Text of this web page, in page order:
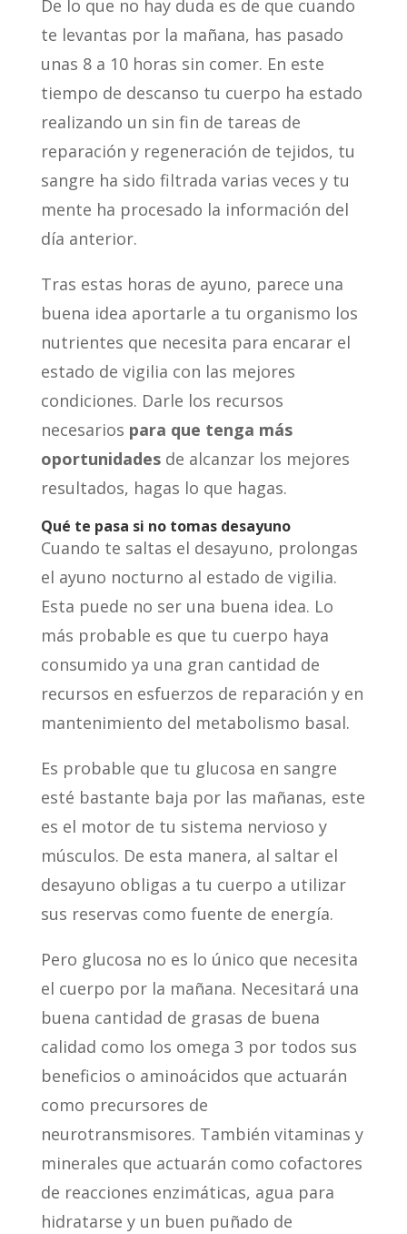
De lo que no hay duda es de que cuando
te levantas por la mañana, has pasado
unas 8 a 10 horas sin comer. En este
tiempo de descanso tu cuerpo ha estado
realizando un sin fin de tareas de
reparación y regeneración de tejidos, tu
sangre ha sido filtrada varias veces y tu
mente ha procesado la información del
día anterior.
Tras estas horas de ayuno, parece una
buena idea aportarle a tu organismo los
nutrientes que necesita para encarar el
estado de vigilia con las mejores
condiciones. Darle los recursos
necesarios para que tenga más
oportunidades de alcanzar los mejores
resultados, hagas lo que hagas.
Qué te pasa si no tomas desayuno
Cuando te saltas el desayuno, prolongas
el ayuno nocturno al estado de vigilia.
Esta puede no ser una buena idea. Lo
más probable es que tu cuerpo haya
consumido ya una gran cantidad de
recursos en esfuerzos de reparación y en
mantenimiento del metabolismo basal.
Es probable que tu glucosa en sangre
esté bastante baja por las mañanas, este
es el motor de tu sistema nervioso y
músculos. De esta manera, al saltar el
desayuno obligas a tu cuerpo a utilizar
sus reservas como fuente de energía.
Pero glucosa no es lo único que necesita
el cuerpo por la mañana. Necesitará una
buena cantidad de grasas de buena
calidad como los omega 3 por todos sus
beneficios o aminoácidos que actuarán
como precursores de
neurotransmisores. También vitaminas y
minerales que actuarán como cofactores
de reacciones enzimáticas, agua para
hidratarse y un buen puñado de